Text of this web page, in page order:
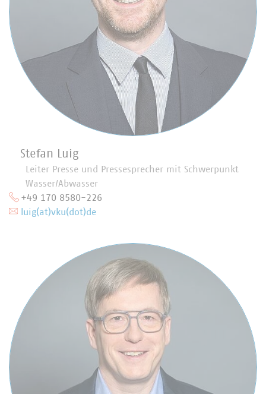
Stefan Luig
Leiter Presse und Pressesprecher mit Schwerpunkt
Wasser/Abwasser
+49 170 8580-226
luig(at)vku(dot)de